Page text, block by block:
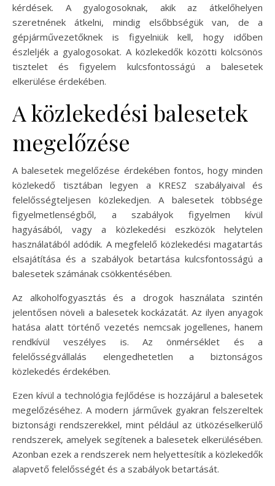
kérdések. A gyalogosoknak, akik az átkelőhelyen
szeretnének átkelni, mindig elsőbbségük van, de a
gépjárművezetőknek is figyelniük kell, hogy időben
észleljék a gyalogosokat. A közlekedők közötti kölcsönös
tisztelet és figyelem kulcsfontosságú a balesetek
elkerülése érdekében.
A közlekedési balesetek
megelőzése
A balesetek megelőzése érdekében fontos, hogy minden
közlekedő tisztában legyen a KRESZ szabályaival és
felelősségteljesen közlekedjen. A balesetek többsége
figyelmetlenségből, a szabályok figyelmen kívül
hagyásából, vagy a közlekedési eszközök helytelen
használatából adódik. A megfelelő közlekedési magatartás
elsajátítása és a szabályok betartása kulcsfontosságú a
balesetek számának csökkentésében.
Az alkoholfogyasztás és a drogok használata szintén
jelentősen növeli a balesetek kockázatát. Az ilyen anyagok
hatása alatt történő vezetés nemcsak jogellenes, hanem
rendkívül veszélyes is. Az önmérséklet és a
felelősségvállalás elengedhetetlen a biztonságos
közlekedés érdekében.
Ezen kívül a technológia fejlődése is hozzájárul a balesetek
megelőzéséhez. A modern járművek gyakran felszereltek
biztonsági rendszerekkel, mint például az ütközéselkerülő
rendszerek, amelyek segítenek a balesetek elkerülésében.
Azonban ezek a rendszerek nem helyettesítik a közlekedők
alapvető felelősségét és a szabályok betartását.